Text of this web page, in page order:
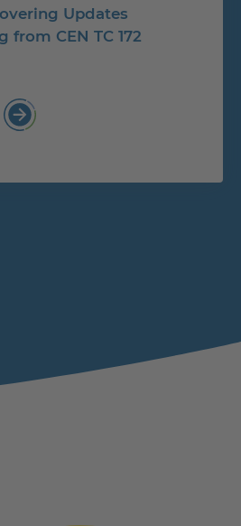
Updates
from CEN TC 172
für Veranstaltungen